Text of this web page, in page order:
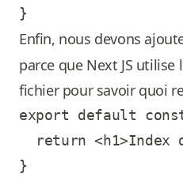
Enfin, nous devons
parce que Next JS
fichier pour savoir quoi
export default
return <h1>Index